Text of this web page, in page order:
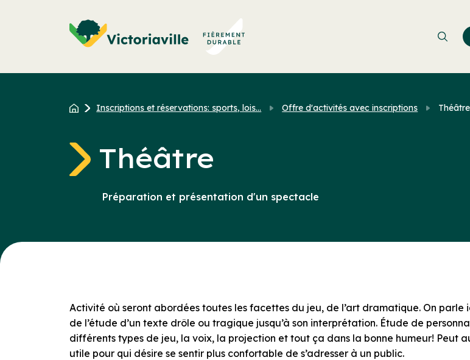
contenu
principal
Inscriptions et réservations: sports, lois... Offre d'activités avec inscriptions Théâtre
Théâtre
Préparation et présentation d'un spectacle
Activité où seront abordées toutes les facettes du jeu, de l’art dramatique. On parle
de l’étude d’un texte drôle ou tragique jusqu’à son interprétation. Étude de
différents types de jeu, la voix, la projection et tout ça dans la bonne humeur! Peut
utile pour qui désire se sentir plus confortable de s’adresser à un public.